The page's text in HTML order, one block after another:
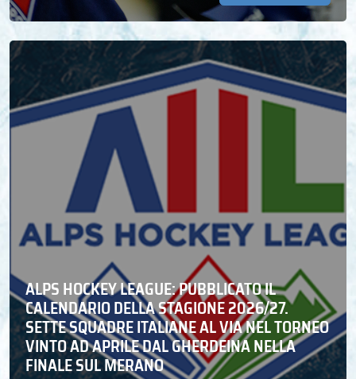
ALPS HOCKEY LEAGUE: PUBBLICATO IL
CALENDARIO DELLA STAGIONE 2026/27.
SETTE SQUADRE ITALIANE AL VIA NEL TORNEO
VINTO AD APRILE DAL GHERDEINA NELLA
FINALE SUL MERANO